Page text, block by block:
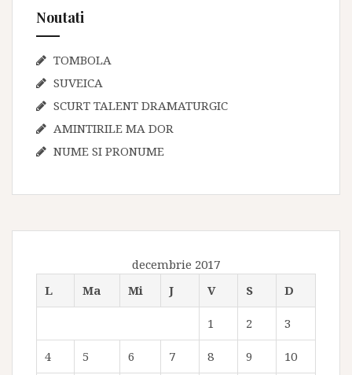
Noutati
TOMBOLA
SUVEICA
SCURT TALENT DRAMATURGIC
AMINTIRILE MA DOR
NUME SI PRONUME
decembrie 2017
L
Ma Mi J V S D
1 2 3
4 5 6 7 8 9 10